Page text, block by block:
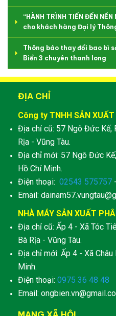
“HÀNH TRÌNH TIẾN ĐẾN
cho khách hàng Đại lý
Thông báo thay đổi bao bì
Biển 3 chuyên thanh long
ĐỊA CHỈ
Công ty TNHH SẢN
Địa chỉ cũ: 57 Ngô Đức Kế,
Rịa - Vũng Tàu.
Địa chỉ mới: 57 Ngô Đức
Hồ Chí Minh.
Điện thoại: 02543 575757 -
Email:
NHÀ MÁY SẢN XUẤT
Địa chỉ cũ: Ấp 4 - Xã Tóc
Bà Rịa - Vũng Tàu.
Địa chỉ mới: Ấp 4 - Xã Châu
Minh.
Điện thoại: 0975 36 48 48
Email: